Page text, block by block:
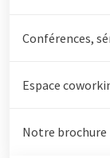
Conférences,
Espace
Notre brochure